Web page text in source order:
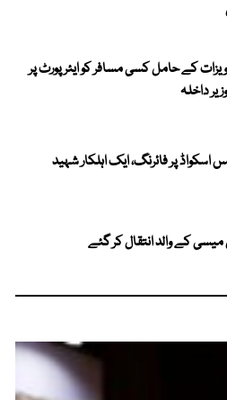
کے حامل کسی مسافر کو ایئرپورٹ پر
داخلہ
اسکواڈ پر فائرنگ، ایک اہلکار شہید
میسی کے والد انتقال کر گئے